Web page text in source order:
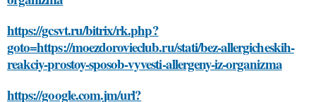
https://gcsvt.ru/bitrix/rk.php?
goto=https://moezdorovieclub.ru/stati/bez-allergicheskih-
reakciy-prostoy-sposob-vyvesti-allergeny-iz-organizma
https://google.com.jm/url?